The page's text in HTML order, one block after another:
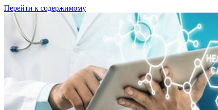
Перейти к содержимому